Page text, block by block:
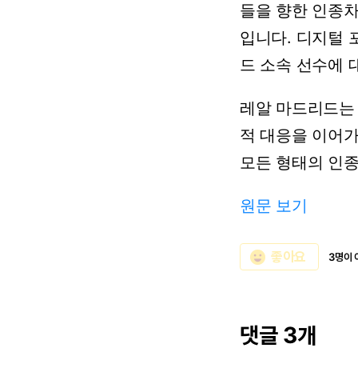
들을 향한 인종
입니다. 디지털
드 소속 선수에
레알 마드리드
적 대응을 이어
모든 형태의 인
원문 보기
emoji_emotions 좋아요 3명이
댓글 3개